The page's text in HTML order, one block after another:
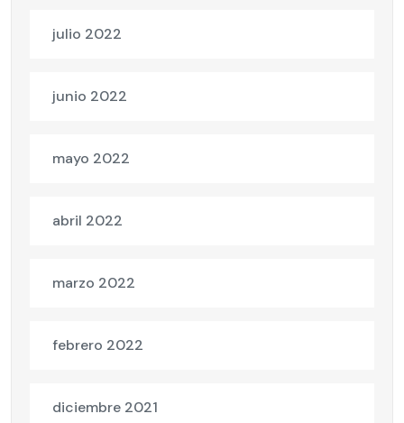
julio 2022
junio 2022
mayo 2022
abril 2022
marzo 2022
febrero 2022
diciembre 2021